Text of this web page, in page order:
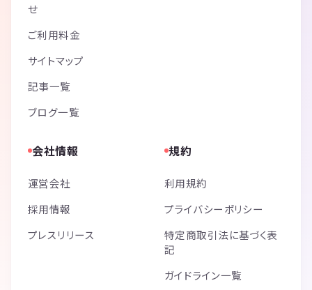
せ
ご利用料金
サイトマップ
記事一覧
ブログ一覧
会社情報
運営会社
採用情報
プレスリリース
規約
利用規約
プライバシーポリシー
特定商取引法に基づく表
記
ガイドライン一覧